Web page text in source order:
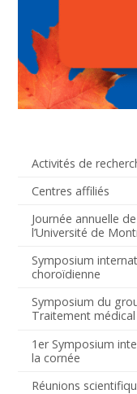
Activités de
Centres affiliés
Journée annuelle
l’Université de
Symposium
choroïdienne
Symposium du
Traitement
1er Symposium
la cornée
Réunions